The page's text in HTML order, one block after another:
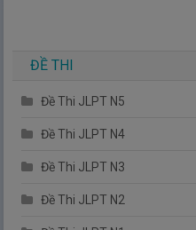
ĐỀ THI
Đề Thi JLPT N5
Đề Thi JLPT N4
Đề Thi JLPT N3
Đề Thi JLPT N2